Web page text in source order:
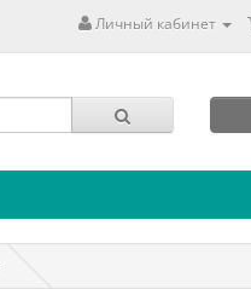
Личный кабинет